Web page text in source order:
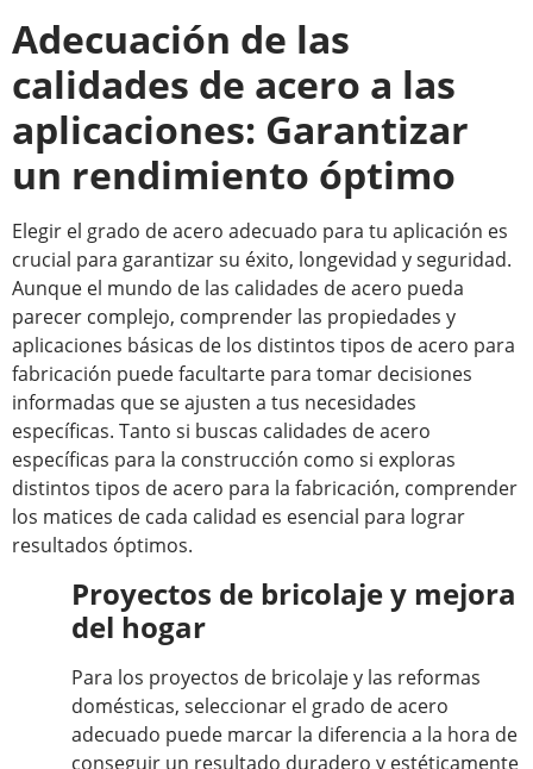
Adecuación de las
calidades de acero a las
aplicaciones: Garantizar
un rendimiento óptimo
Elegir el grado de acero adecuado para tu aplicación es
crucial para garantizar su éxito, longevidad y seguridad.
Aunque el mundo de las calidades de acero pueda
parecer complejo, comprender las propiedades y
aplicaciones básicas de los distintos tipos de acero para
fabricación puede facultarte para tomar decisiones
informadas que se ajusten a tus necesidades
específicas. Tanto si buscas calidades de acero
específicas para la construcción como si exploras
distintos tipos de acero para la fabricación, comprender
los matices de cada calidad es esencial para lograr
resultados óptimos.
Proyectos de bricolaje y mejora
del hogar
Para los proyectos de bricolaje y las reformas
domésticas, seleccionar el grado de acero
adecuado puede marcar la diferencia a la hora de
conseguir un resultado duradero y estéticamente